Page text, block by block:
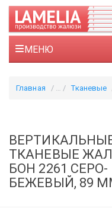
МЕНЮ
Главная Тканевые
ТКАНЕВЫЕ
БОН 2261 СЕРО-
БЕЖЕВЫЙ, 89